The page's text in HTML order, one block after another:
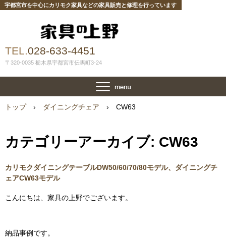
宇都宮市を中心にカリモク家具などの家具販売と修理を行っています
TEL.028-633-4451
〒320-0035 栃木県宇都宮市伝馬町3-24
トップ › ダイニングチェア › CW63
カテゴリーアーカイブ: CW63
カリモクダイニングテーブルDW50/60/70/80モデル、ダイニングチ
ェアCW63モデル
こんにちは、家具の上野でございます。
納品事例です。